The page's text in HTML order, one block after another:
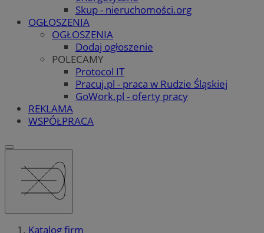
Skup - nieruchomości.org
OGŁOSZENIA
OGŁOSZENIA
Dodaj ogłoszenie
POLECAMY
Protocol IT
Pracuj.pl - praca w Rudzie Śląskiej
GoWork.pl - oferty pracy
REKLAMA
WSPÓŁPRACA
Katalog firm